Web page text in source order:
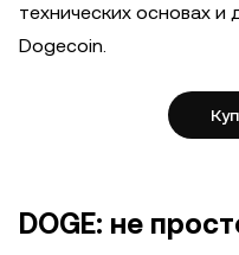
технических основах и
Dogecoin.
DOGE: не